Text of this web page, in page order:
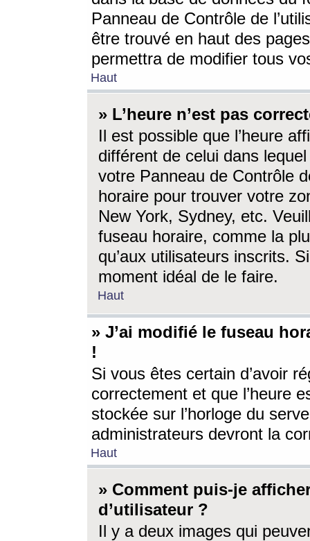
Panneau de Contrôle de
être trouvé en haut des
permettra de modifier tous
Haut
» L’heure n’est pas
Il est possible que l’heure
différent de celui dans
votre Panneau de Contrôle
horaire pour trouver votre
New York, Sydney, etc.
fuseau horaire, comme la
qu’aux utilisateurs inscrits.
moment idéal de le faire.
Haut
» J’ai modifié le fuseau
!
Si vous êtes certain d’avoir
correctement et que l’heure
stockée sur l’horloge du
administrateurs devront la
Haut
» Comment puis-je
d’utilisateur ?
Il y a deux images qui